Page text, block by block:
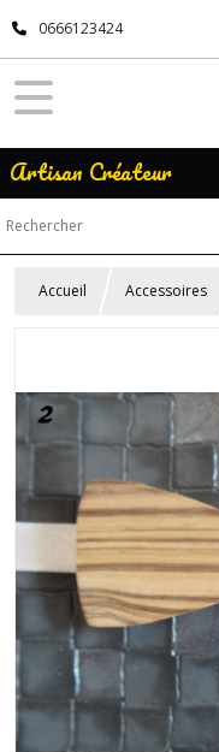
0666123424
Artisan Créateur
Accueil Accessoires